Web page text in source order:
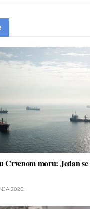
Crvenom moru: Jedan
2026.